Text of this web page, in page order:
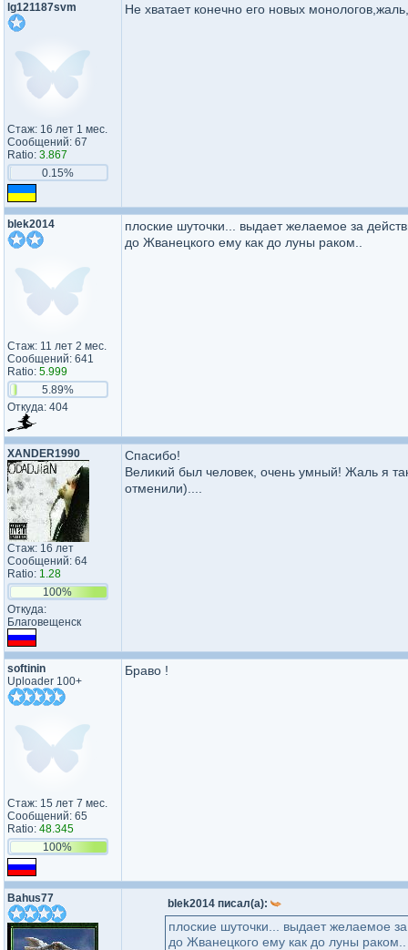
lg121187svm
Стаж: 16 лет 1 мес.
Сообщений: 67
Ratio: 3.867
0.15%
Не хватает конечно его новых
blek2014
Стаж: 11 лет 2 мес.
Сообщений: 641
Ratio: 5.999
5.89%
Откуда: 404
плоские шуточки... выдает желаемое за
до Жванецкого ему как до луны раком..
XANDER1990
Стаж: 16 лет
Сообщений: 64
Ratio: 1.28
100%
Откуда:
Благовещенск
Спасибо!
Великий был человек, очень умный! Жаль я
отменили)....
softinin
Uploader 100+
Стаж: 15 лет 7 мес.
Сообщений: 65
Ratio: 48.345
100%
Браво !
Bahus77 blek2014 писал(а):
плоские шуточки... выдает желаемое
до Жванецкого ему как до луны раком..